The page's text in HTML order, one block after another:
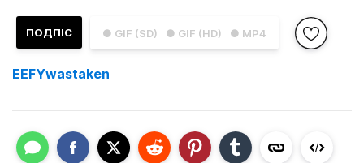
● GIF (SD) ● GIF (HD) ● MP4
ПОДПІС
EEFYwastaken